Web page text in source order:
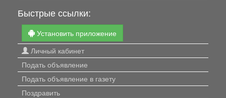
Быстрые ссылки:
Установить приложение
Личный кабинет
Подать объявление
Подать объявление в газету
Поздравить